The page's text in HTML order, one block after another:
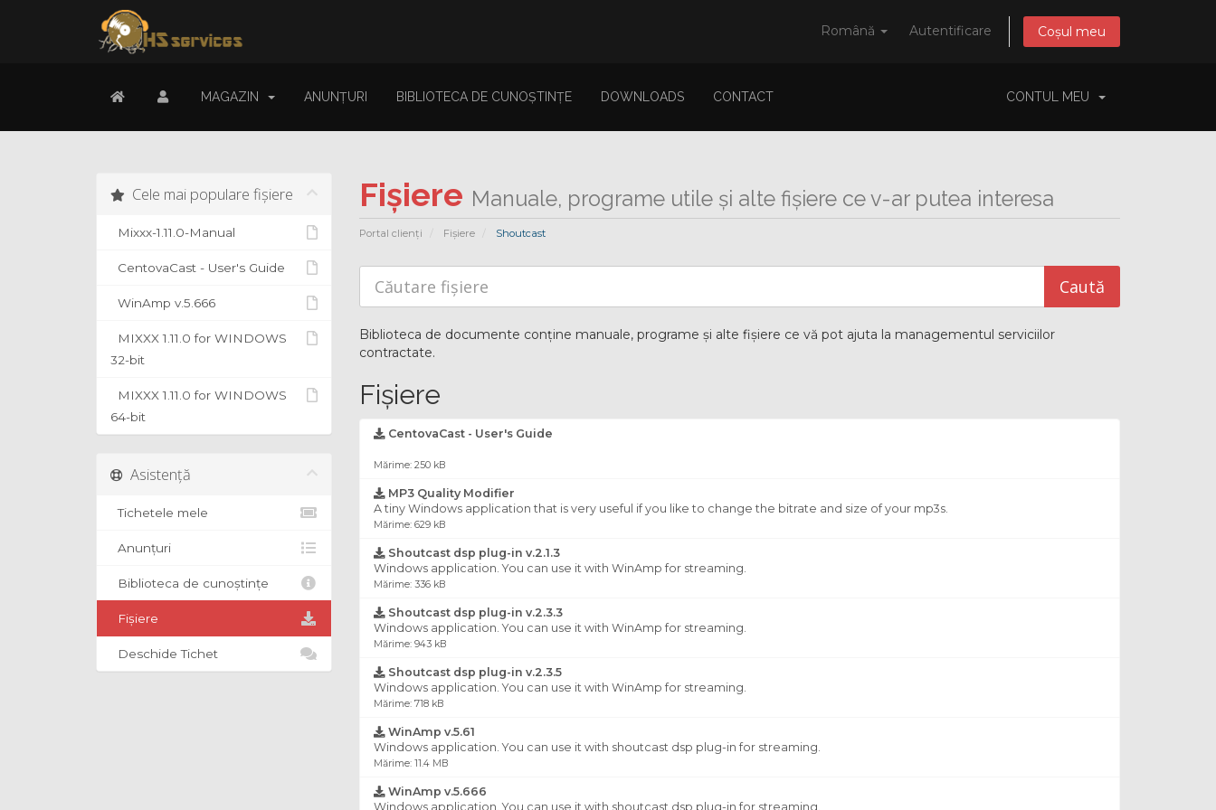
Română Autentificare Coșul meu
MAGAZIN ANUNȚURI BIBLIOTECA DE CUNOȘTINȚE DOWNLOADS CONTACT CONTUL MEU
Fișiere Manuale, programe utile și alte fișiere ce v-ar putea interesa
Portal clienți Fișiere Shoutcast
Biblioteca de documente conține manuale, programe și alte fișiere ce vă pot ajuta la managementul serviciilor
contractate.
Fișiere
CentovaCast - User's Guide
Mărime: 250 kB
MP3 Quality Modifier
A tiny Windows application that is very useful if you like to change the bitrate and size of your mp3s.
Mărime: 629 kB
Shoutcast dsp plug-in v.2.1.3
Windows application. You can use it with WinAmp for streaming.
Mărime: 336 kB
Shoutcast dsp plug-in v.2.3.3
Windows application. You can use it with WinAmp for streaming.
Mărime: 943 kB
Shoutcast dsp plug-in v.2.3.5
Windows application. You can use it with WinAmp for streaming.
Mărime: 718 kB
WinAmp v.5.61
Windows application. You can use it with shoutcast dsp plug-in for streaming.
Mărime: 11.4 MB
WinAmp v.5.666
Windows application. You can use it with shoutcast dsp plug-in for streaming.
Cele mai populare fișiere
Mixxx-1.11.0-Manual
CentovaCast - User's Guide
WinAmp v.5.666
MIXXX 1.11.0 for WINDOWS
32-bit
MIXXX 1.11.0 for WINDOWS
64-bit
Asistență
Tichetele mele
Anunțuri
Biblioteca de cunoștințe
Fișiere
Deschide Tichet